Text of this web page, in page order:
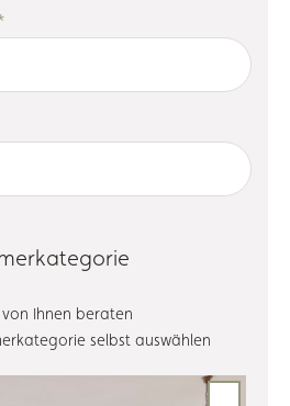
Ihnen beraten
selbst auswählen